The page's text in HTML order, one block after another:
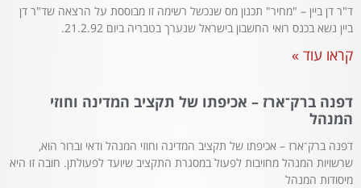
ד"ר דן ביין – "מחיר" תכנון מס שנכשל רשימה זו מבוססת על הרצאה שד"ר דן
ביין נשא בכנס רואי החשבון בישראל שנערך בטבריה ביום 21.2.92.
קראו עוד »
דפנה ברק־ארז – אכיפתו של תקציב המדינה וחוזי
המנהל
דפנה ברק־ארז – אכיפתו של תקציב המדינה וחוזי המנהל ודאי וברור הוא,
שרשויות המנהל מחויבות לפעול במסגרת התקציב שיועד לפעולתן. חובה זו היא
מיסודות המנהל